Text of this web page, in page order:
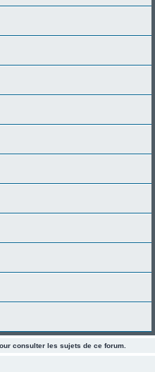
consulter les sujets de ce forum.